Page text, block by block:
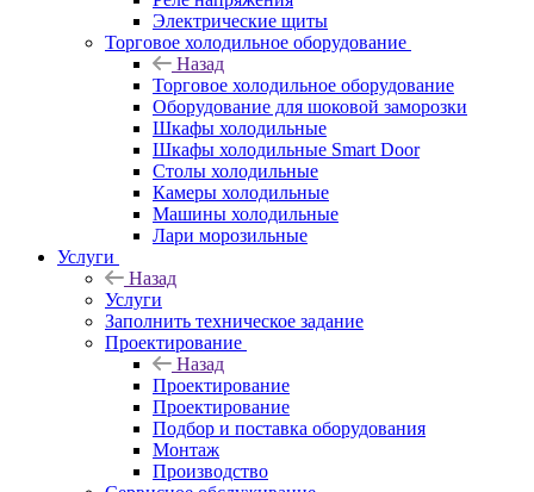
Электрические щиты
Торговое холодильное оборудование
Назад
Торговое холодильное оборудование
Оборудование для шоковой заморозки
Шкафы холодильные
Шкафы холодильные Smart Door
Столы холодильные
Камеры холодильные
Машины холодильные
Лари морозильные
Услуги
Назад
Услуги
Заполнить техническое задание
Проектирование
Назад
Проектирование
Проектирование
Подбор и поставка оборудования
Монтаж
Производство